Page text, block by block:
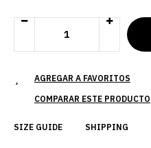
AGREGAR A FAVORITOS
COMPARAR ESTE PRODUCTO
SIZE GUIDE SHIPPING